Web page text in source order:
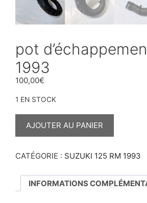
pot
1993
100,00€
1 EN STOCK
QUANTITÉ
RM
AJOUTER AU PANIER
CATÉGORIE : SUZUKI 125 RM 1993
INFORMATIONS